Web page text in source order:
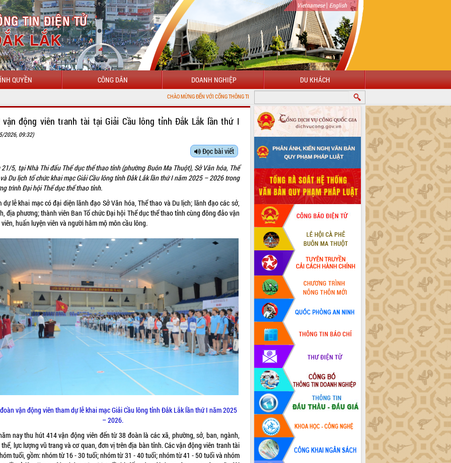
Vietnamese| English
QUYỀN CÔNG DÂN DOANH NGHIỆP DU KHÁCH
CHÀO MỪNG ĐẾN VỚI CỔNG THÔNG TIN ĐIỆN TỬ TỈNH ĐẮK LẮK
vận động viên tranh tài tại Giải Cầu lông tỉnh Đắk Lắk lần thứ I
2026, 09:32)
Đọc bài viết
21/5, tại Nhà Thi đấu Thể dục thể thao tỉnh (phường Buôn Ma Thuột), Sở Văn hóa, Thể
Du lịch tổ chức khai mạc Giải Cầu lông tỉnh Đắk Lắk lần thứ I năm 2025 – 2026 trong
trình Đại hội Thể dục thể thao tỉnh.
dự lễ khai mạc có đại diện lãnh đạo Sở Văn hóa, Thể thao và Du lịch; lãnh đạo các sở,
địa phương; thành viên Ban Tổ chức Đại hội Thể dục thể thao tỉnh cùng đông đảo vận
huấn luyện viên và người hâm mộ môn cầu lông.
vận động viên tham dự lễ khai mạc Giải Cầu lông tỉnh Đắk Lắk lần thứ I năm 2025
– 2026.
nay thu hút 414 vận động viên đến từ 38 đoàn là các xã, phường, sở, ban, ngành,
lực lượng vũ trang và cơ quan, đơn vị trên địa bàn tỉnh. Các vận động viên tranh tài
tuổi, gồm: nhóm từ 16 - 30 tuổi; nhóm từ 31 - 40 tuổi; nhóm từ 41 - 50 tuổi và nhóm